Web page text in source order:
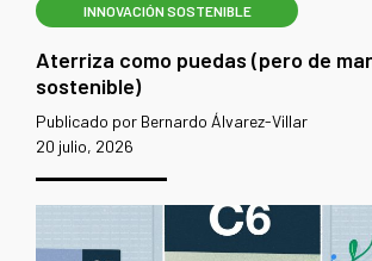
INNOVACIÓN SOSTENIBLE
Aterriza como puedas (pero de
sostenible)
Publicado por Bernardo Álvarez-Villar
20 julio, 2026